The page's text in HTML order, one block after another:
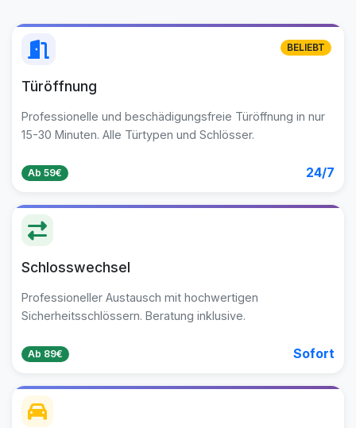
Türöffnung
Professionelle und beschädigungsfreie Türöffnung in nur
15-30 Minuten. Alle Türtypen und Schlösser.
Ab 59€ 24/7
BELIEBT
Schlosswechsel
Professioneller Austausch mit hochwertigen
Sicherheitsschlössern. Beratung inklusive.
Ab 89€ Sofort